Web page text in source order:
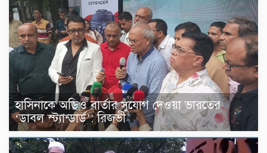
হাসিনাকে অডিও বার্তার সুযোগ দেওয়া ভারতের
‘ডাবল স্ট্যান্ডার্ড’: রিজভী